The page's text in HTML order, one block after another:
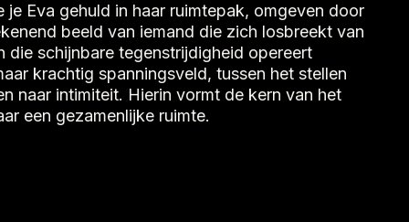
je Eva gehuld in haar ruimtepak, omgeven door
beeld van iemand die zich losbreekt van
die schijnbare tegenstrijdigheid opereert
krachtig spanningsveld, tussen het stellen
naar intimiteit. Hierin vormt de kern van het
een gezamenlijke ruimte.